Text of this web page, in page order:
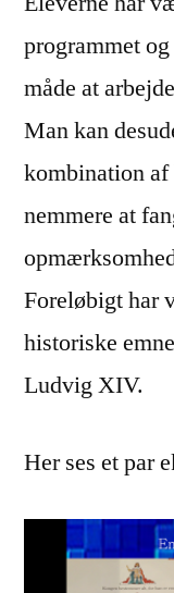
programmet
måde at
Man kan
kombination
nemmere at
Foreløbigt har
historiske
Ludvig XIV.
Her ses et par